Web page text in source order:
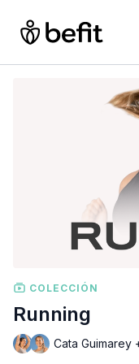
COLECCIÓN
Running
Cata Guimarey